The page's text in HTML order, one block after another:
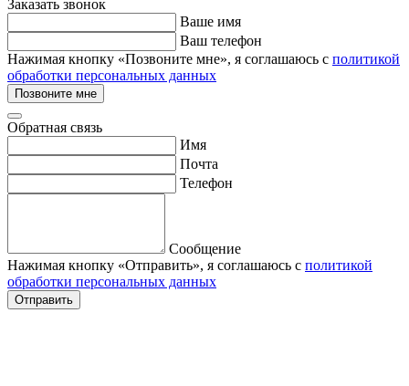
Заказать звонок
Ваше имя
Ваш телефон
Нажимая кнопку «Позвоните мне», я соглашаюсь с политикой
обработки персональных данных
Позвоните мне
Обратная связь
Имя
Почта
Телефон
Сообщение
Нажимая кнопку «Отправить», я соглашаюсь с политикой
обработки персональных данных
Отправить